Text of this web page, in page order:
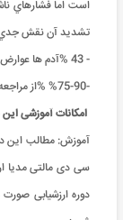
است اما فشارهاي
تشدید آن نقش جدي
- 43 %آدم ها عوارض ناشی از استرس را تجربه می کنند.
-90-%75 %از مراجعه هاي به پزشک به دلیل عوارض ناشی از استرس است.
امکانات آموزشی این
سی دی مالتی مدیا
دوره ارزشیابی